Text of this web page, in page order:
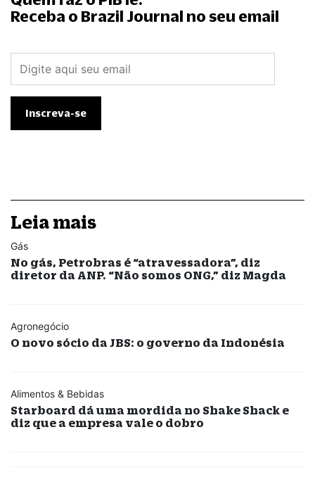
Receba o Brazil Journal no seu email
Leia mais
Gás
No gás, Petrobras é “atravessadora”, diz
diretor da ANP. “Não somos ONG,” diz Magda
Agronegócio
O novo sócio da JBS: o governo da Indonésia
Alimentos & Bebidas
Starboard dá uma mordida no Shake Shack e
diz que a empresa vale o dobro